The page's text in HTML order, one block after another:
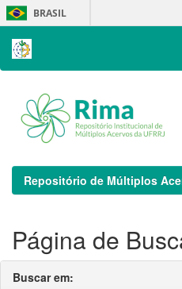
Skip
navigation
BRASIL
Repositório de Múltiplos
Página de
Buscar em: